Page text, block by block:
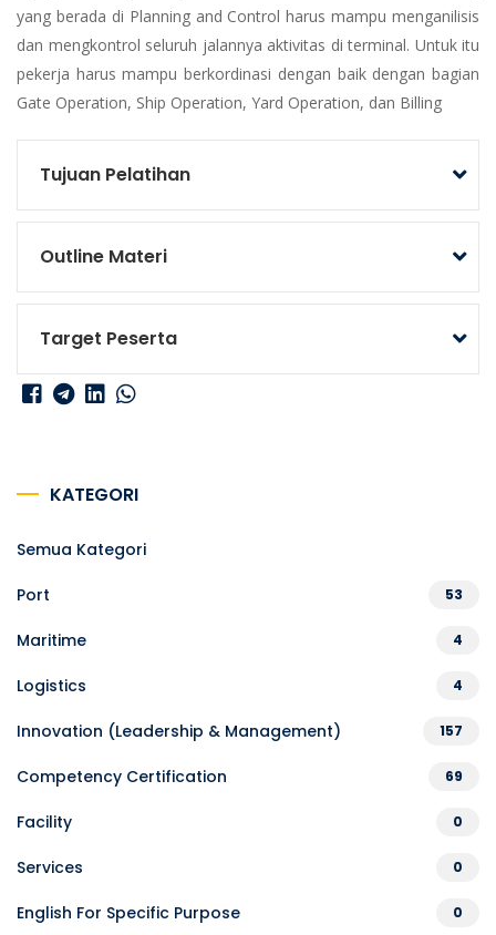
yang berada di Planning and Control harus mampu menganilisis
dan mengkontrol seluruh jalannya aktivitas di terminal. Untuk itu
pekerja harus mampu berkordinasi dengan baik dengan bagian
Gate Operation, Ship Operation, Yard Operation, dan Billing
Tujuan Pelatihan
Outline Materi
Target Peserta
KATEGORI
Semua Kategori
Port 53
Maritime 4
Logistics 4
Innovation (Leadership & Management) 157
Competency Certification 69
Facility 0
Services 0
English For Specific Purpose 0